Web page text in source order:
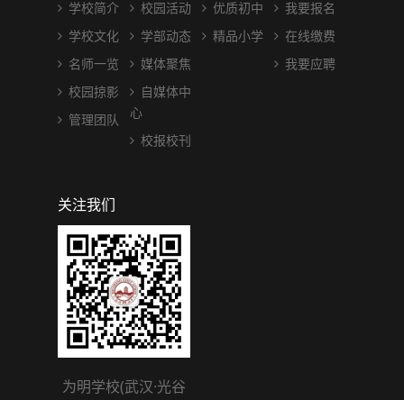
学校简介
学校文化
名师一览
校园掠影
管理团队
校园活动
学部动态
媒体聚焦
自媒体中
心
校报校刊
优质初中
精品小学
我要报名
在线缴费
我要应聘
关注我们
为明学校(武汉·光谷